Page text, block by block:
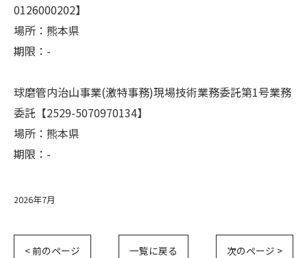
0126000202】
場所：熊本県
期限：-
球磨管内治山事業(激特事務)現場技術業務委託第1号業務
委託【2529-5070970134】
場所：熊本県
期限：-
2026年7月
< 前のページ 一覧に戻る 次のページ >